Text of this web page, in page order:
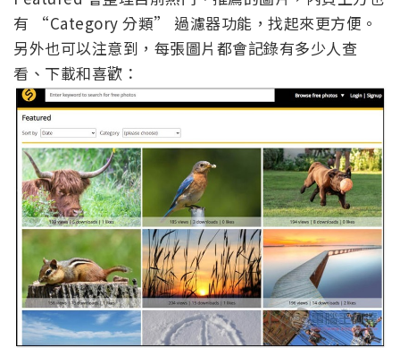
有 “Category 分類” 過濾器功能，找起來更方便。
另外也可以注意到，每張圖片都會記錄有多少人查
看、下載和喜歡：